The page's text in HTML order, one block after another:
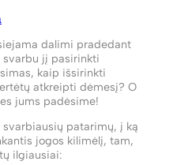
dalimi pradedant
jį pasirinkti
kaip išsirinkti
atkreipti dėmesį? O
jums padėsime!
patarimų, į ką
jogos kilimėlį, tam,
ilgiausiai: